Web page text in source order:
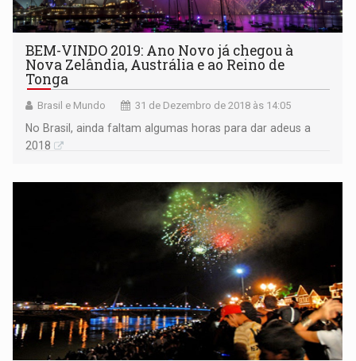
BEM-VINDO 2019: Ano Novo já chegou à
Nova Zelândia, Austrália e ao Reino de
Tonga
Brasil e Mundo 31 de Dezembro de 2018 às 14:05
No Brasil, ainda faltam algumas horas para dar adeus a
2018